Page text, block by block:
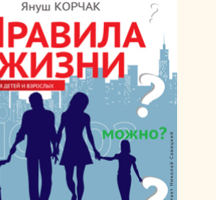
составляла
249,00 руб..
199,00 руб..